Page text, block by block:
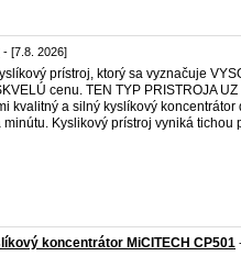
- [7.8. 2026]
prístroj, ktorý sa vyznačuje
cenu. TEN TYP PRISTROJA
kvalitný a silný kyslíkový koncentrátor
Kyslikový prístroj vyniká tichou
koncentrátor MiCITECH CP501